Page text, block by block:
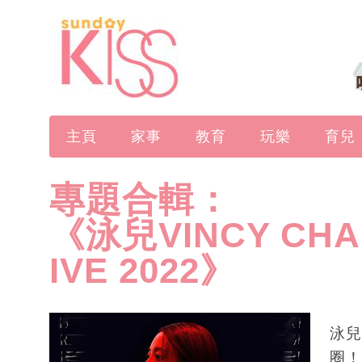
主頁 家事 教育 玩樂 育兒
專題合輯：
《泳兒VINCY
IVE 2022》
泳
圈